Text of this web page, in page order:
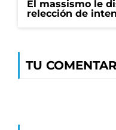
El massismo le
relección de
TU